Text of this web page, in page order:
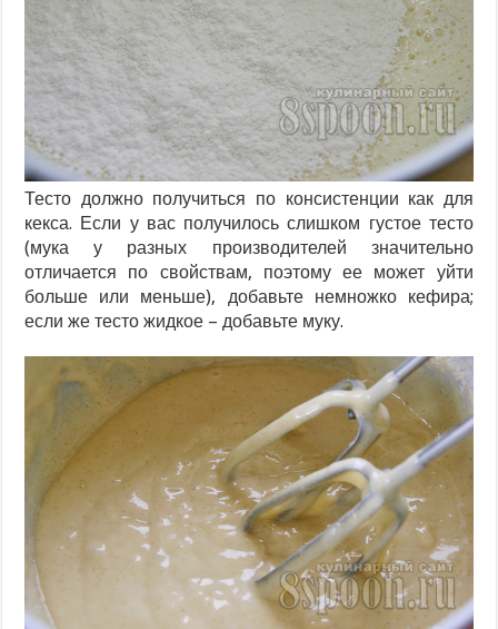
Тесто должно получиться по консистенции как для
кекса. Если у вас получилось слишком густое тесто
(мука у разных производителей значительно
отличается по свойствам, поэтому ее может уйти
больше или меньше), добавьте немножко кефира;
если же тесто жидкое – добавьте муку.